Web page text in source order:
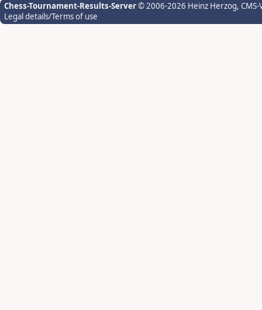
Chess-Tournament-Results-Server© 2006-2026 Heinz Herzog,
Legal details/Terms of use